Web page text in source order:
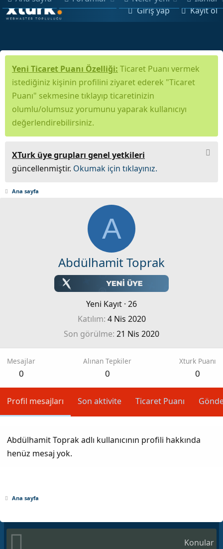
Giriş yap Kayıt ol
Yeni Ticaret Puanı Özelliği: Ticaret Puanı vermek
istediğiniz kişinin profilini ziyaret ederek "Ticaret
Puanı" sekmesine tıklayıp ticaretinizin
olumlu/olumsuz yorumunu yaparak kullanıcıyı
değerlendirebilirsiniz.
XTurk üye grupları genel yetkileri
güncellenmiştir. Okumak için tıklayınız.
Ana sayfa
A
Abdülhamit Toprak
Yeni Kayıt · 26
Katılım 4 Nis 2020
Son görülme 21 Nis 2020
Mesajlar
0
Alınan Tepkiler
0
Xturk Puanı
0
Profil mesajları Son aktivite Ticaret Puanı
Abdülhamit Toprak adlı kullanıcının profili hakkında
henüz mesaj yok.
Ana sayfa
Konular